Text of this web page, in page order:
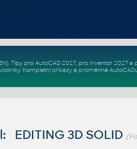
. Tipy pro AutoCAD 2027, pro Inventor 2027a
. Kompletní příkazya proměnné
EDITING 3D SOLID